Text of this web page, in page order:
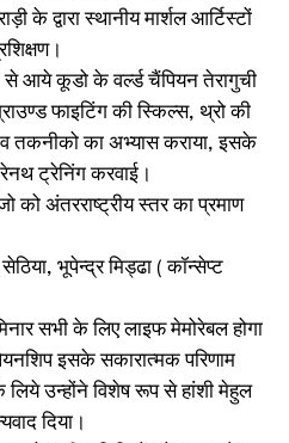
के द्वारा स्थानीय मार्शल आर्टिस्टों
से आये कूडो के वर्ल्ड चैंपियन तेरागुची
फाइटिंग की स्किल्स, थ्रो की
तकनीको का अभ्यास कराया, इसके
ट्रेनिंग करवाई।
को अंतरराष्ट्रीय स्तर का प्रमाण
भूपेन्द्र मिड्ढा ( कॉन्सेप्ट
सभी के लिए लाइफ मेमोरेबल होगा
इसके सकारात्मक परिणाम
उन्होंने विशेष रूप से हांशी मेहुल
दिया।